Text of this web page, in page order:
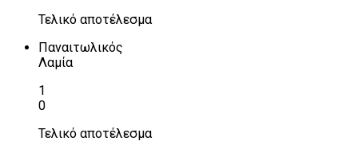
Τελικό αποτέλεσμα
Παναιτωλικός
Λαμία
1
0
Τελικό αποτέλεσμα